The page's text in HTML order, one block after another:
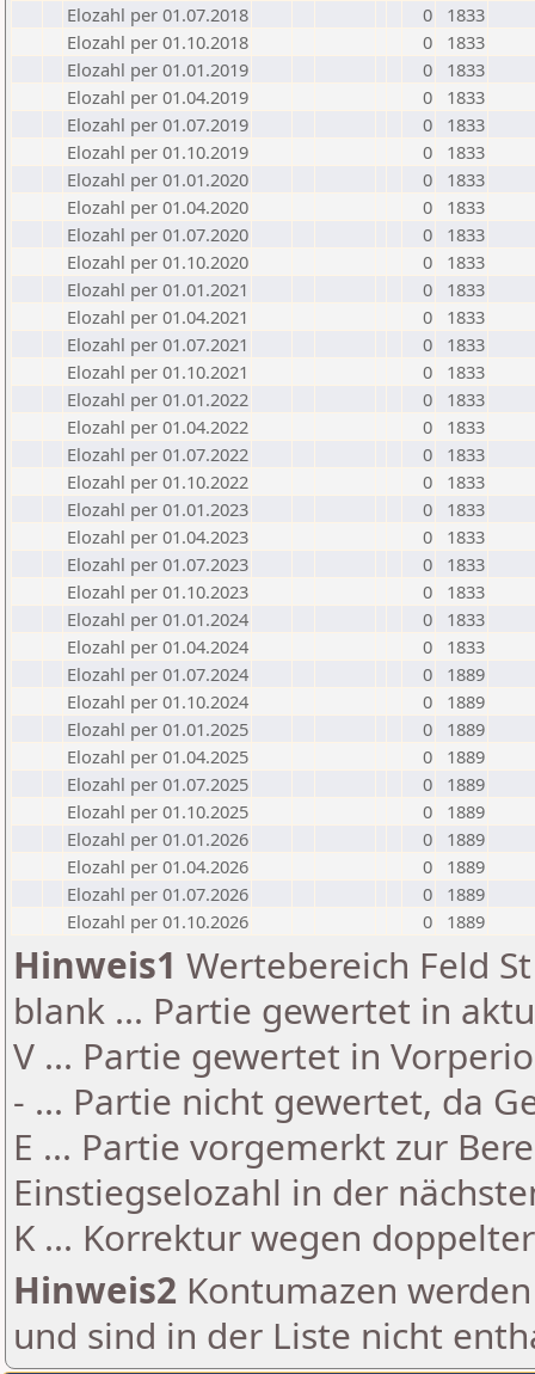
Elozahl per 01.07.2018
0
1833
Elozahl per 01.10.2018
0
1833
Elozahl per 01.01.2019
0
1833
Elozahl per 01.04.2019
0
1833
Elozahl per 01.07.2019
0
1833
Elozahl per 01.10.2019
0
1833
Elozahl per 01.01.2020
0
1833
Elozahl per 01.04.2020
0
1833
Elozahl per 01.07.2020
0
1833
Elozahl per 01.10.2020
0
1833
Elozahl per 01.01.2021
0
1833
Elozahl per 01.04.2021
0
1833
Elozahl per 01.07.2021
0
1833
Elozahl per 01.10.2021
0
1833
Elozahl per 01.01.2022
0
1833
Elozahl per 01.04.2022
0
1833
Elozahl per 01.07.2022
0
1833
Elozahl per 01.10.2022
0
1833
Elozahl per 01.01.2023
0
1833
Elozahl per 01.04.2023
0
1833
Elozahl per 01.07.2023
0
1833
Elozahl per 01.10.2023
0
1833
Elozahl per 01.01.2024
0
1833
Elozahl per 01.04.2024
0
1833
Elozahl per 01.07.2024
0
1889
Elozahl per 01.10.2024
0
1889
Elozahl per 01.01.2025
0
1889
Elozahl per 01.04.2025
0
1889
Elozahl per 01.07.2025
0
1889
Elozahl per 01.10.2025
0
1889
Elozahl per 01.01.2026
0
1889
Elozahl per 01.04.2026
0
1889
Elozahl per 01.07.2026
0
1889
Elozahl per 01.10.2026
0 1889
Hinweis1 Wertebereich Feld
blank ... Partie gewertet in
V ... Partie gewertet in
- ... Partie nicht gewertet, da
E ... Partie vorgemerkt zur
Einstiegselozahl in der
K ... Korrektur wegen
Hinweis2 Kontumazen
und sind in der Liste nicht